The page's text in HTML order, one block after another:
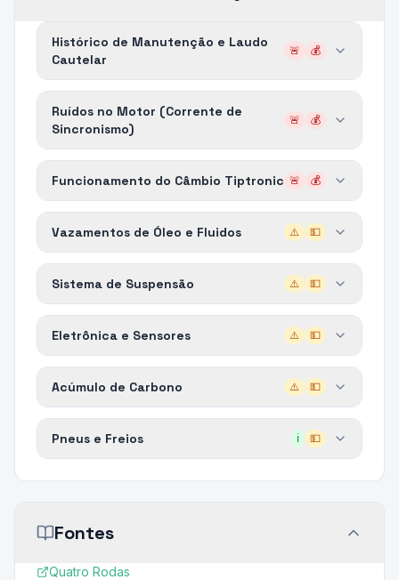
Histórico de Manutenção e Laudo
Cautelar
🚨 💰
Ruídos no Motor (Corrente de
Sincronismo)
🚨 💰
Funcionamento do Câmbio Tiptronic 🚨 💰
Vazamentos de Óleo e Fluidos ⚠️ 💵
Sistema de Suspensão ⚠️ 💵
Eletrônica e Sensores ⚠️ 💵
Acúmulo de Carbono ⚠️ 💵
Pneus e Freios ℹ️ 💵
Fontes
Quatro Rodas